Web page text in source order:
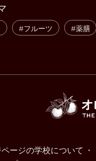
#フルーツ #薬膳
ページの学校について